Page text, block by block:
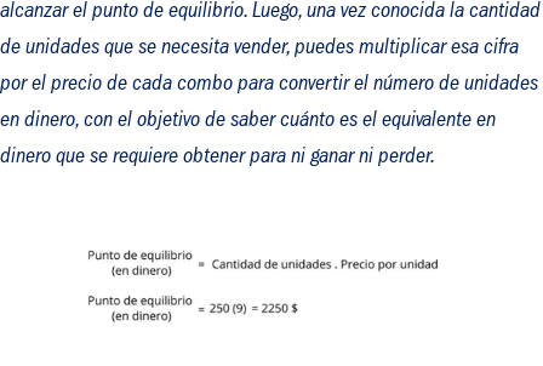
alcanzar el punto de equilibrio. Luego, una vez conocida la cantidad
de unidades que se necesita vender, puedes multiplicar esa cifra
por el precio de cada combo para convertir el número de unidades
en dinero, con el objetivo de saber cuánto es el equivalente en
dinero que se requiere obtener para ni ganar ni perder.